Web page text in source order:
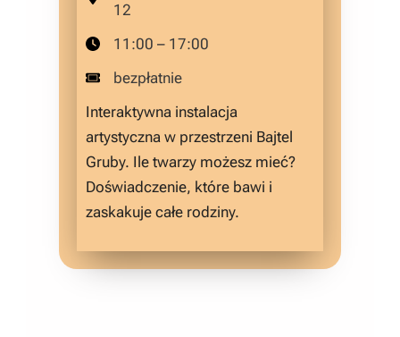
12
11:00 – 17:00
bezpłatnie
Interaktywna instalacja
artystyczna w przestrzeni Bajtel
Gruby. Ile twarzy możesz mieć?
Doświadczenie, które bawi i
zaskakuje całe rodziny.